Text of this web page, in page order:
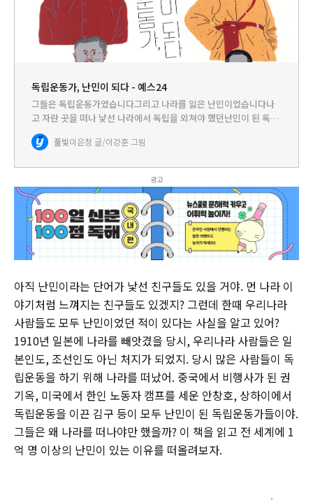
독립운동가, 난민이 되다 - 예스24
그들은 독립운동가였습니다그리고 나라를 잃은 난민이었습니다나
고 자란 곳을 떠나 낯선 나라에서 독립을 외쳐야 했던난민이 된 독립
운동가들의 이야기1910년 우리나라는 일본에 나라를 빼앗겼습니다.
그날로 우리나라 사람들은 한순간에 나라 잃은 난민이 되었습니다.
풀빛이은정 글/이강훈 그림
광고
아직 난민이라는 단어가 낯선 친구들도 있을 거야. 먼 나라 이
야기처럼 느껴지는 친구들도 있겠지? 그런데 한때 우리나라
사람들도 모두 난민이었던 적이 있다는 사실을 알고 있어?
1910년 일본에 나라를 빼앗겼을 당시, 우리나라 사람들은 일
본인도, 조선인도 아닌 처지가 되었지. 당시 많은 사람들이 독
립운동을 하기 위해 나라를 떠났어. 중국에서 비행사가 된 권
기옥, 미국에서 한인 노동자 캠프를 세운 안창호, 상하이에서
독립운동을 이끈 김구 등이 모두 난민이 된 독립운동가들이야.
그들은 왜 나라를 떠나야만 했을까? 이 책을 읽고 전 세계에 1
억 명 이상의 난민이 있는 이유를 떠올려보자.